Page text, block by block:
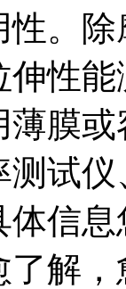
。
性
薄膜
试
信
解